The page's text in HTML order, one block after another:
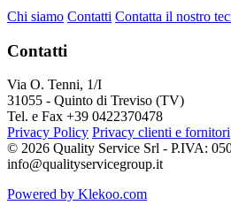
Chi siamo Contatti Contatta il nostro
Contatti
Via O. Tenni, 1/I
31055 - Quinto di Treviso (TV)
Tel. e Fax +39 0422370478
Privacy Policy Privacy clienti e fornitori
© 2026 Quality Service Srl - P.IVA:
info@qualityservicegroup.it
Powered by Klekoo.com